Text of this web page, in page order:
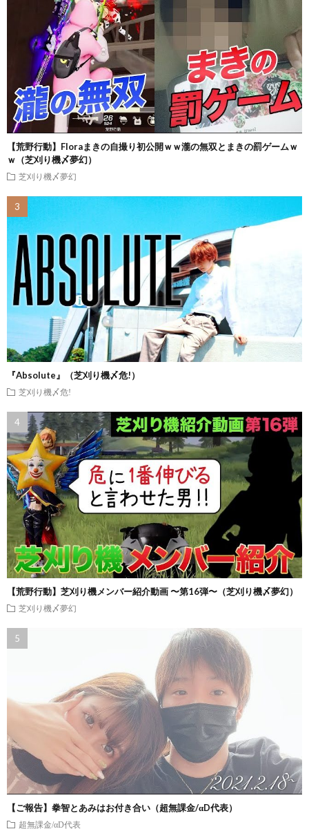
【荒野行動】Floraまきの自撮り初公開ｗｗ瀧の無双とまきの罰ゲームｗ
ｗ（芝刈り機〆夢幻）
芝刈り機〆夢幻
『Absolute』（芝刈り機〆危!）
芝刈り機〆危!
【荒野行動】芝刈り機メンバー紹介動画 〜第16弾〜（芝刈り機〆夢幻）
芝刈り機〆夢幻
【ご報告】拳智とあみはお付き合い（超無課金/αD代表）
超無課金/αD代表